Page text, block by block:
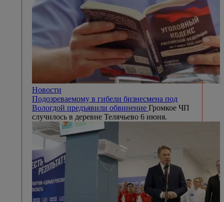
Новости
Подозреваемому в гибели бизнесмена под
Вологдой предъявили обвинение Громкое ЧП
случилось в деревне Телячьево 6 июня.